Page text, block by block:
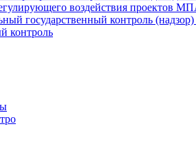
воздействия проектов
государственный контроль
контроль